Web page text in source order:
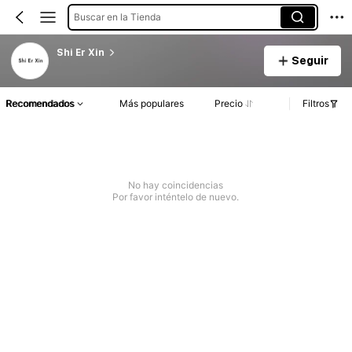
Buscar en la Tienda
Shi Er Xin
Seguir
Recomendados Más populares Precio Filtros
No hay coincidencias
Por favor inténtelo de nuevo.